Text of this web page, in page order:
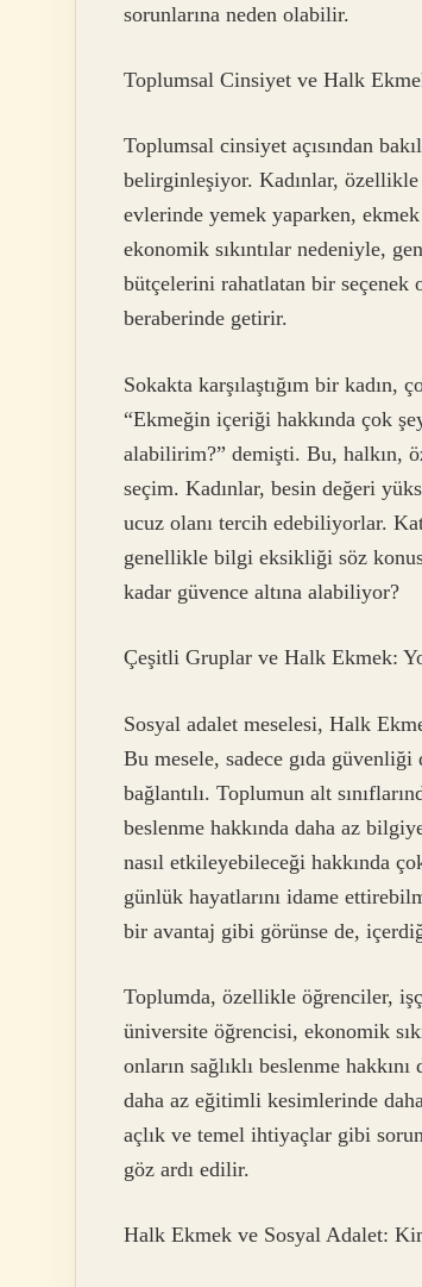
sorunlarına neden olabilir.
Toplumsal Cinsiyet ve Halk
Toplumsal cinsiyet açısından
belirginleşiyor. Kadınlar,
evlerinde yemek yaparken,
ekonomik sıkıntılar nedeniyle,
bütçelerini rahatlatan bir
beraberinde getirir.
Sokakta karşılaştığım bir
“Ekmeğin içeriği hakkında çok
alabilirim?” demişti. Bu, halkın,
seçim. Kadınlar, besin değeri
ucuz olanı tercih edebiliyorlar.
genellikle bilgi eksikliği söz
kadar güvence altına alabiliyor?
Çeşitli Gruplar ve Halk Ekmek:
Sosyal adalet meselesi, Halk
Bu mesele, sadece gıda
bağlantılı. Toplumun alt
beslenme hakkında daha az
nasıl etkileyebileceği hakkında
günlük hayatlarını idame
bir avantaj gibi görünse de,
Toplumda, özellikle öğrenciler,
üniversite öğrencisi, ekonomik
onların sağlıklı beslenme
daha az eğitimli kesimlerinde
açlık ve temel ihtiyaçlar gibi
göz ardı edilir.
Halk Ekmek ve Sosyal Adalet: